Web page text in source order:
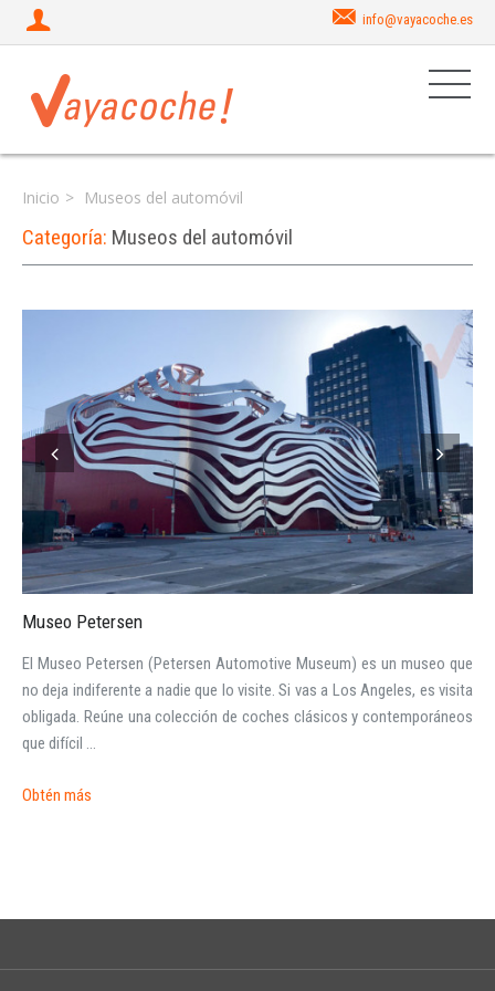
Iniciar sesión
INICIAR SESIÓN
¿Ha olvidado la contraseña?
info@vayacoche.es
Inicio Museos del automóvil
Categoría: Museos del automóvil
Museo Petersen
El Museo Petersen (Petersen Automotive Museum) es un museo que
no deja indiferente a nadie que lo visite. Si vas a Los Angeles, es visita
obligada. Reúne una colección de coches clásicos y contemporáneos
que difícil ...
Obtén más